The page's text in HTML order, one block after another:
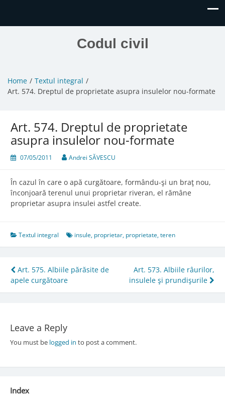
Codul civil
Home
Textul integral
Art. 574. Dreptul de proprietate asupra insulelor nou-formate
Art. 574. Dreptul de proprietate
asupra insulelor nou-formate
07/05/2011 Andrei SĂVESCU
În cazul în care o apă curgătoare, formându-şi un braţ nou,
înconjoară terenul unui proprietar riveran, el rămâne
proprietar asupra insulei astfel create.
Textul integral insule, proprietar, proprietate,teren
Post
navigation
Art. 575. Albiile părăsite de
apele curgătoare
Art. 573. Albiile râurilor,
insulele şi prundişurile
Leave a Reply
You must be logged in to post a comment.
Index